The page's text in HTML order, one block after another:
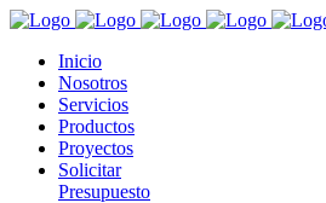
Inicio
Nosotros
Servicios
Productos
Proyectos
Solicitar
Presupuesto